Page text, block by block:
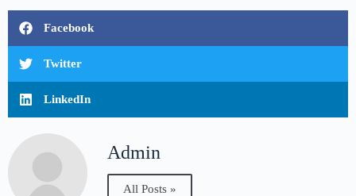
Facebook
Twitter
LinkedIn
Admin
All Posts »